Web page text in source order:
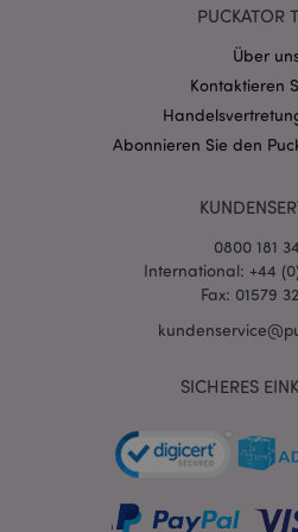
PUCKATOR
Über
Kontaktieren
Abonnieren Sie den
0800 181
International: +44
Fax: 01579
SICHERES
invalidation
PHPSESSID
Datenschutzbestimmungen